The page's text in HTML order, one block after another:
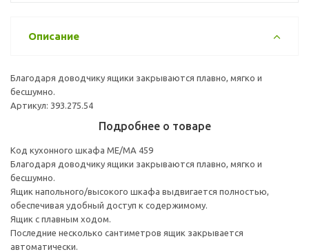
Описание
Благодаря доводчику ящики закрываются плавно, мягко и
бесшумно.
Артикул: 393.275.54
Подробнее о товаре
Код кухонного шкафа ME/MA 459
Благодаря доводчику ящики закрываются плавно, мягко и
бесшумно.
Ящик напольного/высокого шкафа выдвигается полностью,
обеспечивая удобный доступ к содержимому.
Ящик с плавным ходом.
Последние несколько сантиметров ящик закрывается
автоматически.